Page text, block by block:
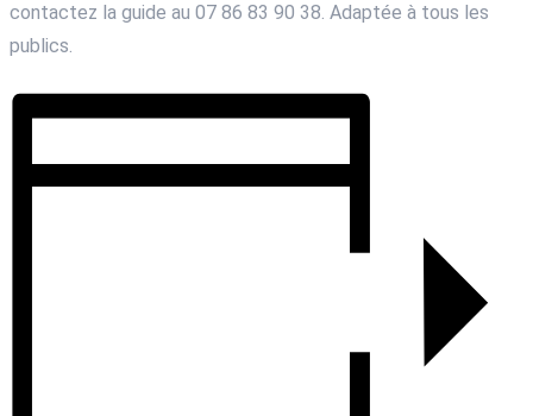
contactez la guide au 07 86 83 90 38. Adaptée à tous les
publics.